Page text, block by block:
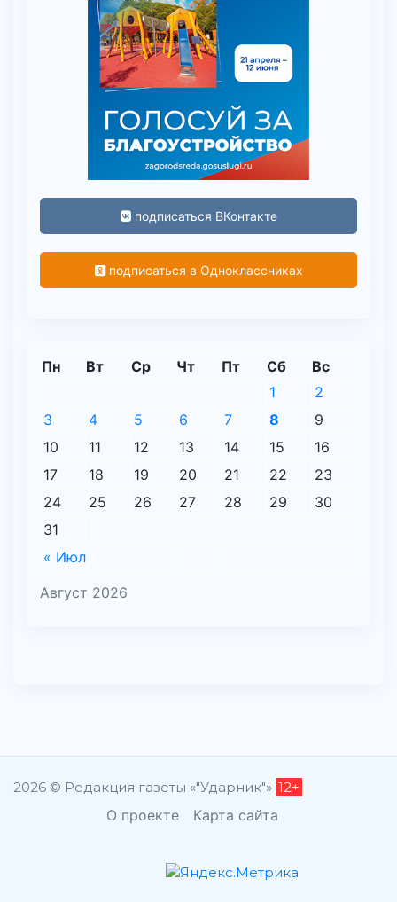
подписаться ВКонтакте
подписаться в Одноклассниках
Август 2026
Пн Вт Ср Чт Пт Сб Вс
« Июл
1
2
3
4 5 6 7 8
9
10
11 12 13 14 15
16
17
18 19 20 21 22
23
24
25 26 27 28 29
30
31
2026 © Редакция газеты «"Ударник"» 12+
О проекте Карта сайта